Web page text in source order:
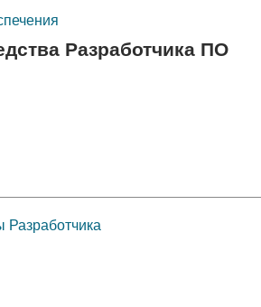
Разработчика ПО